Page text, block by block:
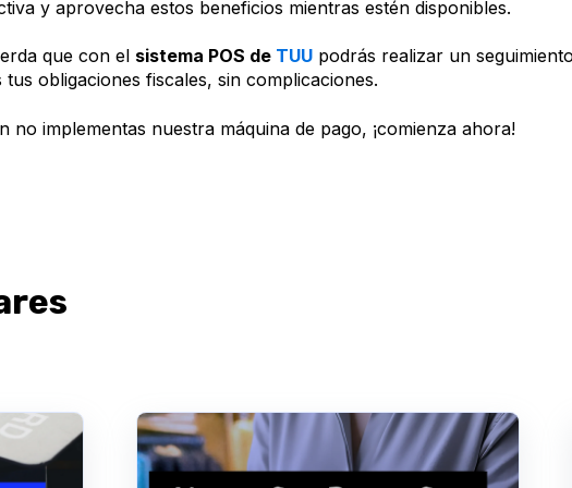
y aprovecha estos beneficios mientras estén disponibles.
que con el sistema POS de TUU podrás realizar un
tus obligaciones fiscales, sin complicaciones.
no implementas nuestra máquina de pago, ¡comienza ahora!